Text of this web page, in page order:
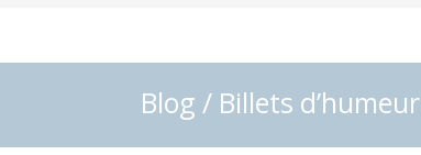
Blog / Billets d’humeur